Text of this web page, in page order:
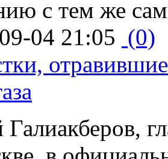
с тем же
04 21:05 (0)
Галиакберов,